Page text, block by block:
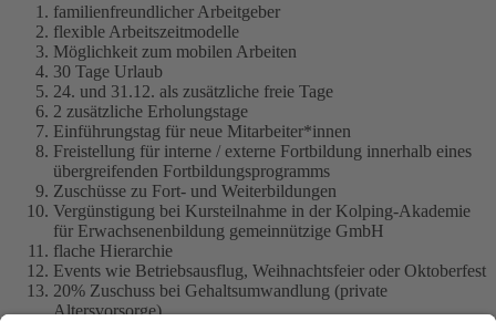
familienfreundlicher Arbeitgeber
flexible Arbeitszeitmodelle
Möglichkeit zum mobilen Arbeiten
30 Tage Urlaub
24. und 31.12. als zusätzliche freie Tage
2 zusätzliche Erholungstage
Einführungstag für neue Mitarbeiter*innen
Freistellung für interne / externe Fortbildung innerhalb eines
übergreifenden Fortbildungsprogramms
Zuschüsse zu Fort- und Weiterbildungen
Vergünstigung bei Kursteilnahme in der Kolping-Akademie
für Erwachsenenbildung gemeinnützige GmbH
flache Hierarchie
Events wie Betriebsausflug, Weihnachtsfeier oder Oktoberfest
20% Zuschuss bei Gehaltsumwandlung (private
Altersvorsorge)